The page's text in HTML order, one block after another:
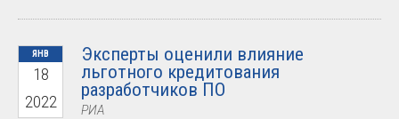
ЯНВ
18
2022
Эксперты оценили влияние
льготного кредитования
разработчиков ПО
РИА